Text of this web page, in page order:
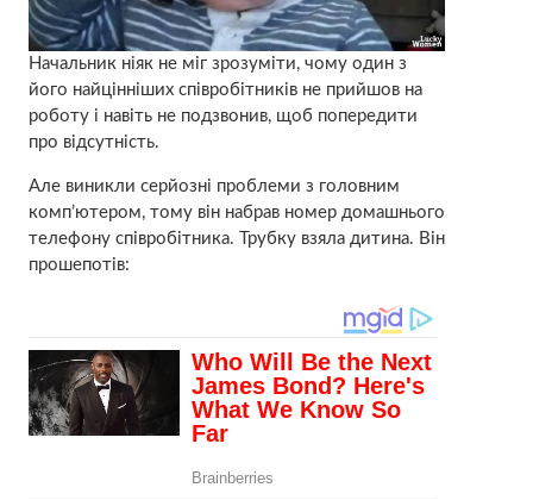
Начальник ніяк не міг зрозуміти, чому один з
його найцінніших співробітників не прийшов на
роботу і навіть не подзвонив, щоб попередити
про відсутність.
Але виникли серйозні проблеми з головним
комп’ютером, тому він набрав номер домашнього
телефону співробітника. Трубку взяла дитина. Він
прошепотів: